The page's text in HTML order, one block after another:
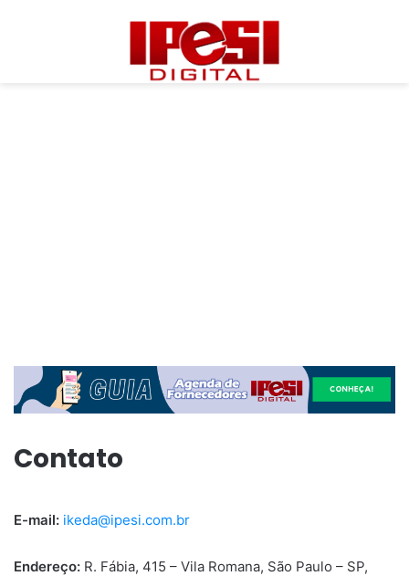
Contato
E-mail: ikeda@ipesi.com.br
Endereço: R. Fábia, 415 – Vila Romana, São Paulo – SP,